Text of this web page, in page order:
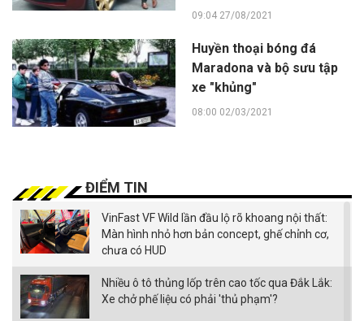
09:04 27/08/2021
Huyền thoại bóng đá
Maradona và bộ sưu tập
xe "khủng"
08:00 02/03/2021
ĐIỂM TIN
VinFast VF Wild lần đầu lộ rõ khoang nội thất:
Màn hình nhỏ hơn bản concept, ghế chỉnh cơ,
chưa có HUD
Nhiều ô tô thủng lốp trên cao tốc qua Đắk Lắk:
Xe chở phế liệu có phải 'thủ phạm'?